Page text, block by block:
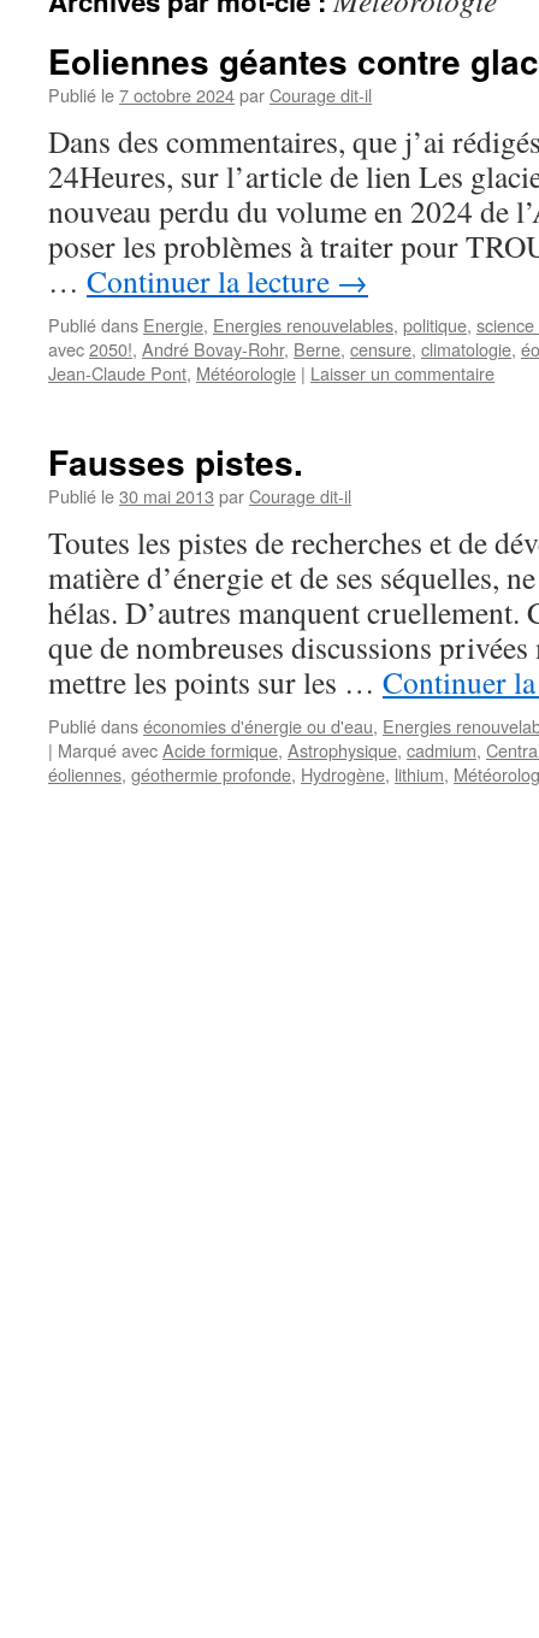
Eoliennes géantes contre
Publié le7 octobre 2024parCourage dit-il
Dans des commentaires, que j’ai
24Heures, sur l’article de lien Les
nouveau perdu du volume en 2024 de
poser les problèmes à traiter pour
… Continuer la lecture →
Publié dans Energie, Energies renouvelables, politique,
avec2050!, André Bovay-Rohr, Berne, censure, climatologie,
Jean-Claude Pont, Météorologie | Laisser un commentaire
Fausses pistes.
Publié le30 mai 2013 parCourage dit-il
Toutes les pistes de recherches et de
matière d’énergie et de ses séquelles,
hélas. D’autres manquent cruellement.
que de nombreuses discussions
mettre les points sur les … Continuer
Publié danséconomies d'énergie ou d'eau, Energies
| Marqué avecAcide formique, Astrophysique, cadmium,
éoliennes, géothermie profonde, Hydrogène, lithium,